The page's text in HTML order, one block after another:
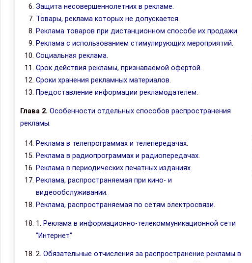
Защита несовершеннолетних в рекламе.
Товары, реклама которых не допускается.
Реклама товаров при дистанционном способе их продажи.
Реклама с использованием стимулирующих мероприятий.
Социальная реклама.
Срок действия рекламы, признаваемой офертой.
Сроки хранения рекламных материалов.
Предоставление информации рекламодателем.
Глава 2. Особенности отдельных способов распространения
рекламы.
Реклама в телепрограммах и телепередачах.
Реклама в радиопрограммах и радиопередачах.
Реклама в периодических печатных изданиях.
Реклама, распространяемая при кино- и
видеообслуживании.
Реклама, распространяемая по сетям электросвязи.
1. Реклама в информационно-телекоммуникационной сети
"Интернет"
2. Обязательные отчисления за распространение рекламы в